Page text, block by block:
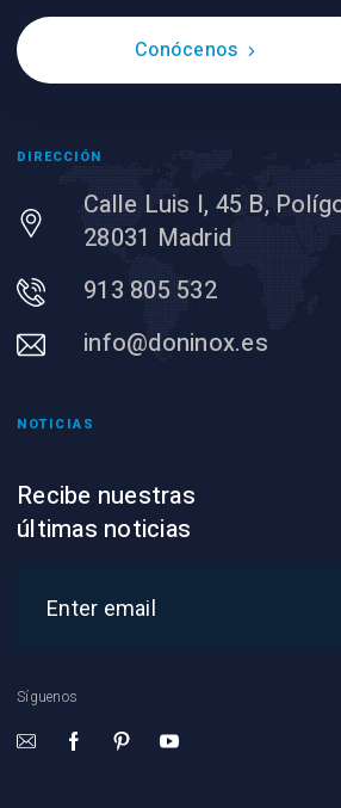
Conócenos
DIRECCIÓN
Calle Luis I, 45 B,
28031 Madrid
913 805 532
info@doninox.es
NOTICIAS
Recibe nuestras
últimas noticias
Síguenos